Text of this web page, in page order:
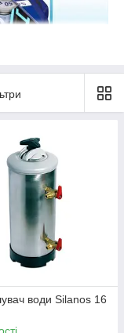
води Silanos 16